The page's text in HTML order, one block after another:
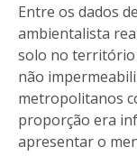
Entre os dados
ambientalista
solo no
não
metropolitanos
proporção era
apresentar o